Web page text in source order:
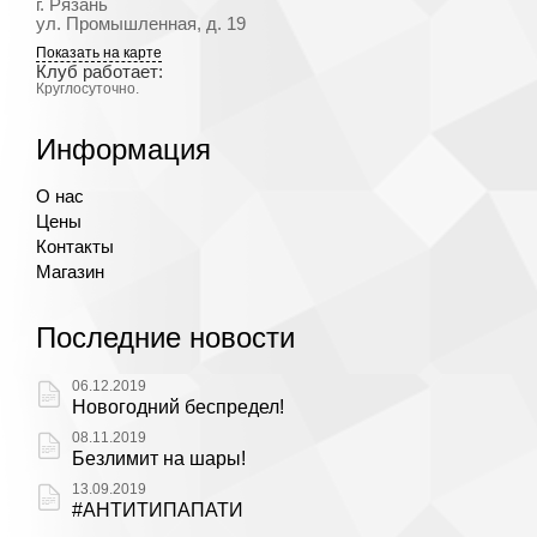
г. Рязань
ул. Промышленная, д. 19
Показать на карте
Клуб работает:
Круглосуточно.
Информация
О нас
Цены
Контакты
Магазин
Последние новости
06.12.2019
Новогодний беспредел!
08.11.2019
Безлимит на шары!
13.09.2019
#АНТИТИПАПАТИ